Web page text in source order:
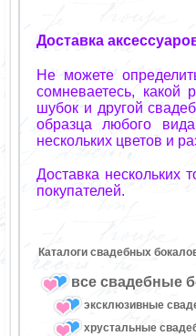
Доставка
Не можете
сомневаетесь, какой
шубок и другой
образца любого
нескольких цветов и
Доставка нескольких
покупателей.
Каталоги свадебных
все свадебные
эксклюзивные
хрустальные